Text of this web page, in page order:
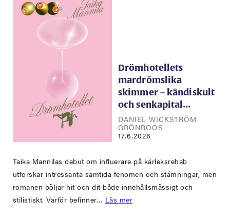
Drömhotellets
mardrömslika
skimmer – kändiskult
och senkapital…
DANIEL WICKSTRÖM
GRÖNROOS
17.6.2026
Taika Mannilas debut om influerare på kärleksrehab
utforskar intressanta samtida fenomen och stämningar, men
romanen böljar hit och dit både innehållsmässigt och
stilistiskt. Varför befinner… Läs mer